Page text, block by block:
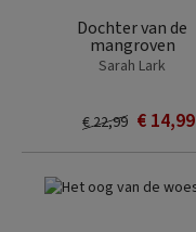
Dochter van de
mangroven
Sarah Lark
€ 14,99
€ 22,99